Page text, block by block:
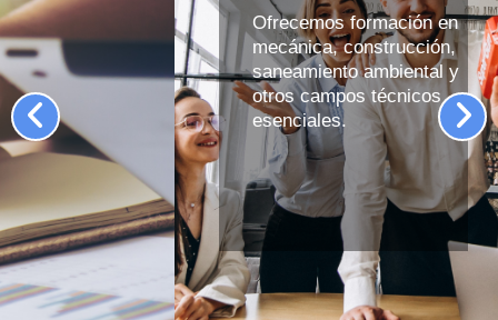
Ofrecemos formación en
mecánica, construcción,
saneamiento ambiental y
otros campos técnicos